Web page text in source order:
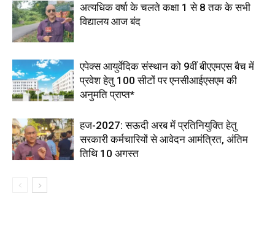
अत्यधिक वर्षा के चलते कक्षा 1 से 8 तक के सभी
विद्यालय आज बंद
एपेक्स आयुर्वेदिक संस्थान को 9वीं बीएएमएस बैच में
प्रवेश हेतु 100 सीटों पर एनसीआईएसएम की
अनुमति प्राप्त*
हज-2027: सऊदी अरब में प्रतिनियुक्ति हेतु
सरकारी कर्मचारियों से आवेदन आमंत्रित, अंतिम
तिथि 10 अगस्त